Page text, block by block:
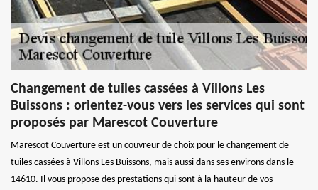
Changement de tuiles cassées à Villons Les
Buissons : orientez-vous vers les services qui sont
proposés par Marescot Couverture
Marescot Couverture est un couvreur de choix pour le changement de
tuiles cassées à Villons Les Buissons, mais aussi dans ses environs dans le
14610. Il vous propose des prestations qui sont à la hauteur de vos